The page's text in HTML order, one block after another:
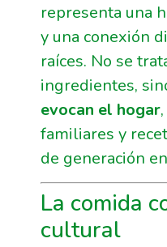
representa una
y una conexión
raíces. No se
ingredientes,
evocan el hogar
familiares y
de generación
La comida
cultural